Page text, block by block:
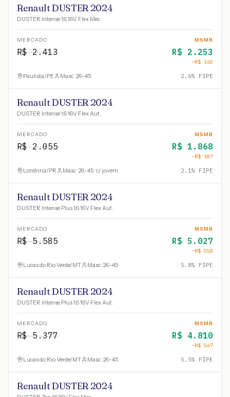
Renault DUSTER 2024
DUSTER Intense 1.6 16V Flex Mec.
MERCADO
R$2.413
MSMB
R$ 2.253
−R$ 160
Paulista/PE Masc · 26-45 2.6% FIPE
Renault DUSTER 2024
DUSTER Intense 1.6 16V Flex Aut.
MERCADO
R$2.055
MSMB
R$ 1.868
−R$ 187
Londrina/PR Masc · 26-45 · c/ jovem 2.1% FIPE
Renault DUSTER 2024
DUSTER Intense Plus 1.6 16V Flex Aut.
MERCADO
R$5.585
MSMB
R$ 5.027
−R$ 558
Lucas do Rio Verde/MT Masc · 26-45 5.8% FIPE
Renault DUSTER 2024
DUSTER Intense Plus 1.6 16V Flex Aut.
MERCADO
R$5.377
MSMB
R$ 4.810
−R$ 567
Lucas do Rio Verde/MT Masc · 26-45 5.5% FIPE
Renault DUSTER 2024